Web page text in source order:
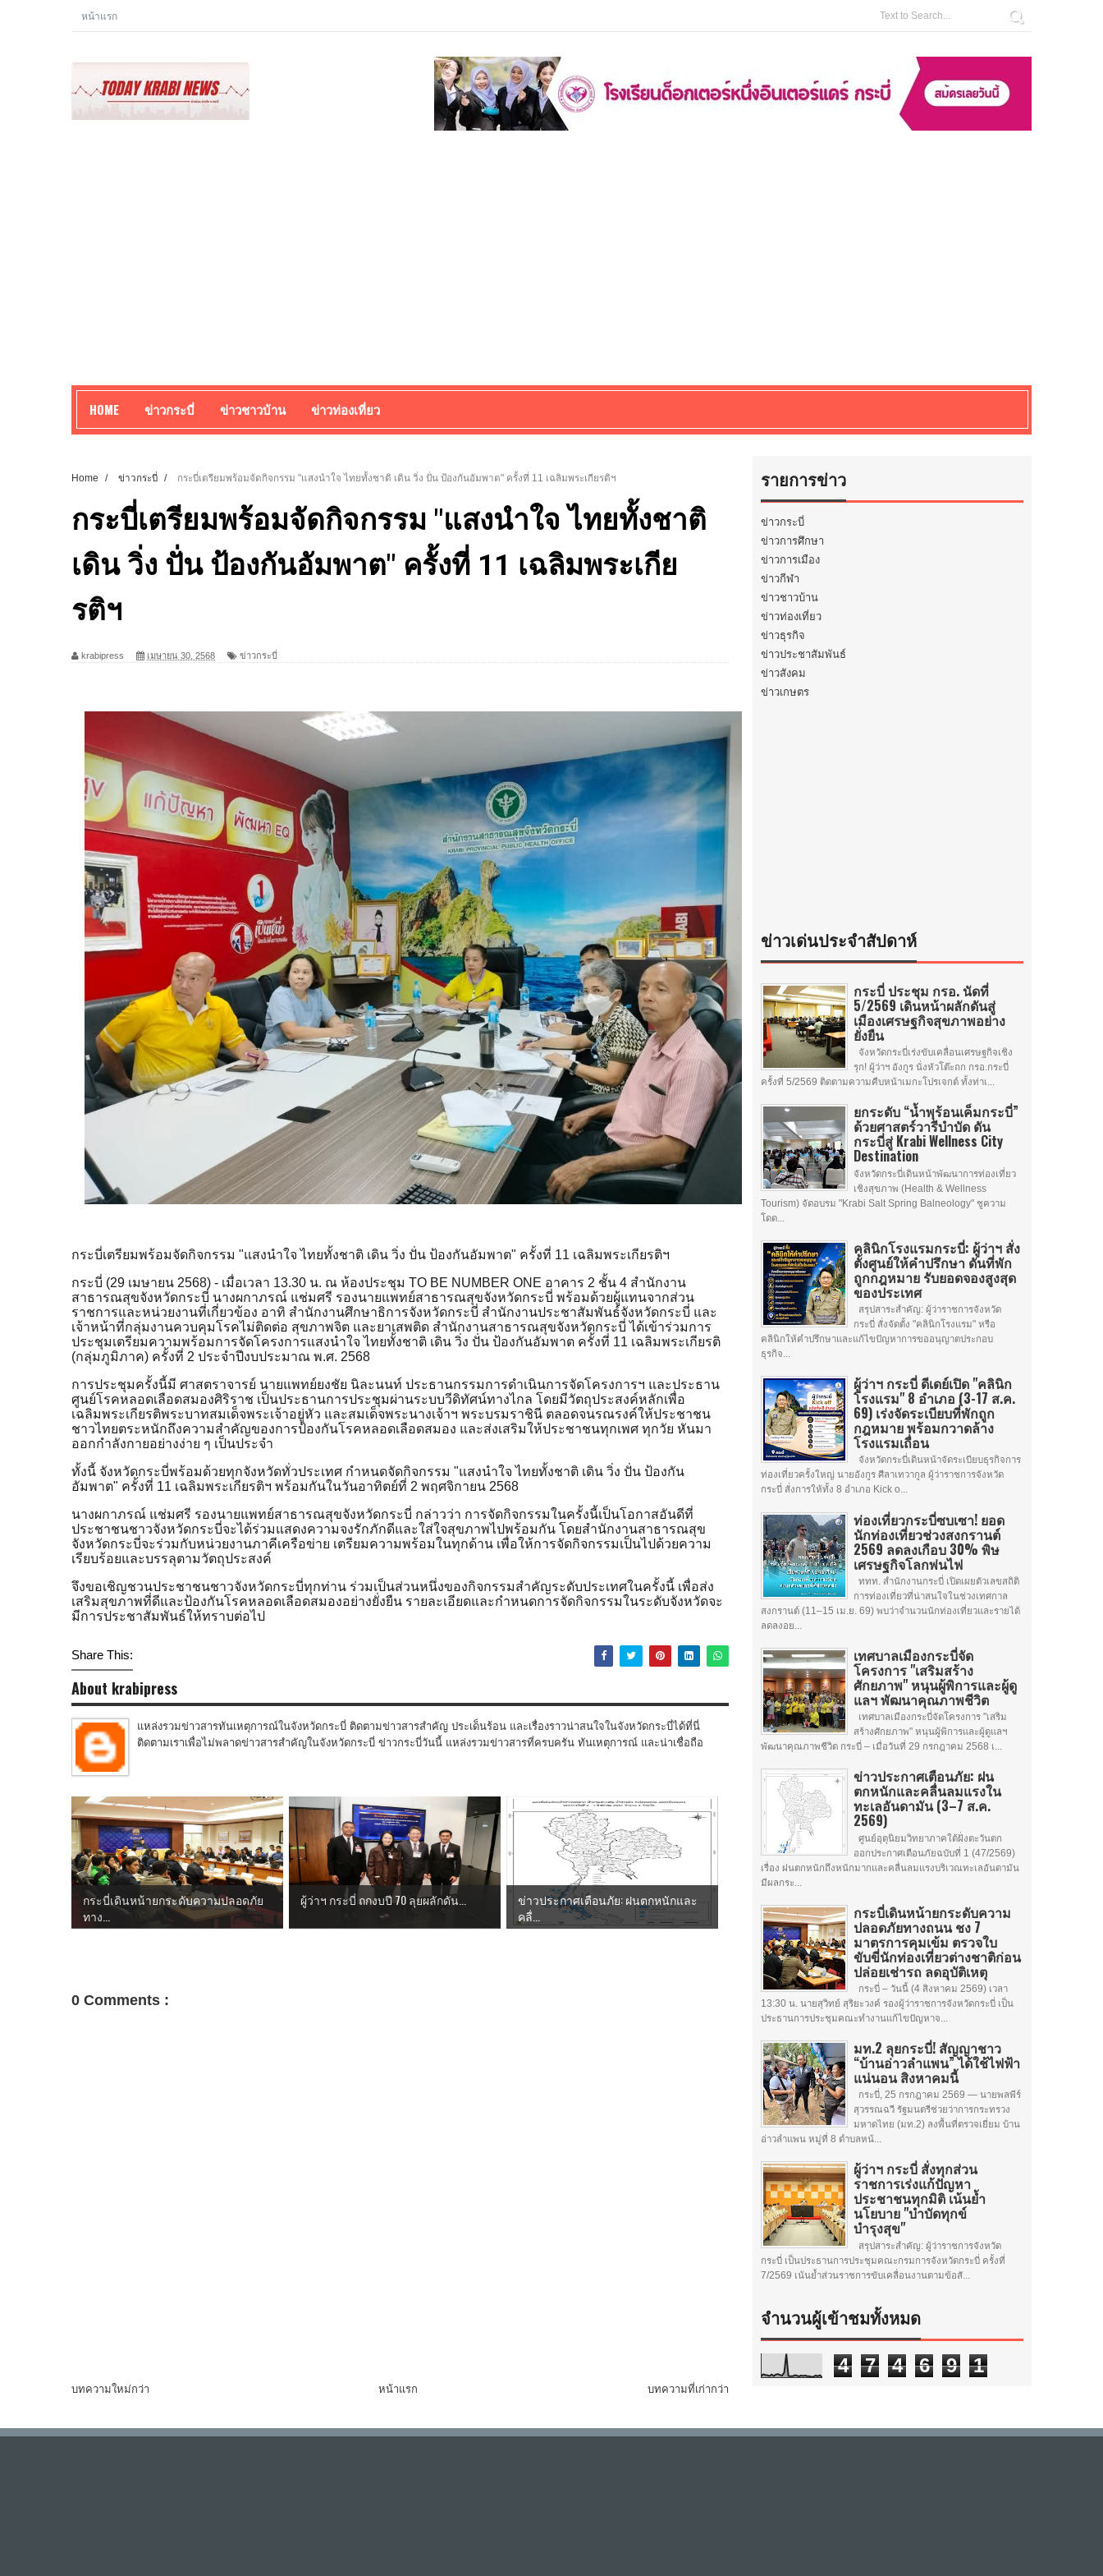
หน้าแรก
HOME ข่าวกระบี่ ข่าวชาวบ้าน ข่าวท่องเที่ยว
Home / ข่าวกระบี่ / กระบี่เตรียมพร้อมจัดกิจกรรม "แสงนำใจ ไทยทั้งชาติ เดิน วิ่ง ปั่น ป้องกันอัมพาต" ครั้งที่ 11 เฉลิมพระเกียรติฯ
กระบี่เตรียมพร้อมจัดกิจกรรม "แสงนำใจ ไทยทั้งชาติ
เดิน วิ่ง ปั่น ป้องกันอัมพาต" ครั้งที่ 11 เฉลิมพระเกีย
รติฯ
krabipress เมษายน 30, 2568 ข่าวกระบี่
กระบี่เตรียมพร้อมจัดกิจกรรม "แสงนำใจ ไทยทั้งชาติ เดิน วิ่ง ปั่น ป้องกันอัมพาต" ครั้งที่ 11 เฉลิมพระเกียรติฯ
กระบี่ (29 เมษายน 2568) - เมื่อเวลา 13.30 น. ณ ห้องประชุม TO BE NUMBER ONE อาคาร 2 ชั้น 4 สำนักงาน
สาธารณสุขจังหวัดกระบี่ นางผกาภรณ์ แช่มศรี รองนายแพทย์สาธารณสุขจังหวัดกระบี่ พร้อมด้วยผู้แทนจากส่วน
ราชการและหน่วยงานที่เกี่ยวข้อง อาทิ สำนักงานศึกษาธิการจังหวัดกระบี่ สำนักงานประชาสัมพันธ์จังหวัดกระบี่ และ
เจ้าหน้าที่กลุ่มงานควบคุมโรคไม่ติดต่อ สุขภาพจิต และยาเสพติด สำนักงานสาธารณสุขจังหวัดกระบี่ ได้เข้าร่วมการ
ประชุมเตรียมความพร้อมการจัดโครงการแสงนำใจ ไทยทั้งชาติ เดิน วิ่ง ปั่น ป้องกันอัมพาต ครั้งที่ 11 เฉลิมพระเกียรติ
(กลุ่มภูมิภาค) ครั้งที่ 2 ประจำปีงบประมาณ พ.ศ. 2568
การประชุมครั้งนี้มี ศาสตราจารย์ นายแพทย์ยงชัย นิละนนท์ ประธานกรรมการดำเนินการจัดโครงการฯ และประธาน
ศูนย์โรคหลอดเลือดสมองศิริราช เป็นประธานการประชุมผ่านระบบวีดิทัศน์ทางไกล โดยมีวัตถุประสงค์หลักเพื่อ
เฉลิมพระเกียรติพระบาทสมเด็จพระเจ้าอยู่หัว และสมเด็จพระนางเจ้าฯ พระบรมราชินี ตลอดจนรณรงค์ให้ประชาชน
ชาวไทยตระหนักถึงความสำคัญของการป้องกันโรคหลอดเลือดสมอง และส่งเสริมให้ประชาชนทุกเพศ ทุกวัย หันมา
ออกกำลังกายอย่างง่าย ๆ เป็นประจำ
ทั้งนี้ จังหวัดกระบี่พร้อมด้วยทุกจังหวัดทั่วประเทศ กำหนดจัดกิจกรรม "แสงนำใจ ไทยทั้งชาติ เดิน วิ่ง ปั่น ป้องกัน
อัมพาต" ครั้งที่ 11 เฉลิมพระเกียรติฯ พร้อมกันในวันอาทิตย์ที่ 2 พฤศจิกายน 2568
นางผกาภรณ์ แช่มศรี รองนายแพทย์สาธารณสุขจังหวัดกระบี่ กล่าวว่า การจัดกิจกรรมในครั้งนี้เป็นโอกาสอันดีที่
ประชาชนชาวจังหวัดกระบี่จะได้ร่วมแสดงความจงรักภักดีและใส่ใจสุขภาพไปพร้อมกัน โดยสำนักงานสาธารณสุข
จังหวัดกระบี่จะร่วมกับหน่วยงานภาคีเครือข่าย เตรียมความพร้อมในทุกด้าน เพื่อให้การจัดกิจกรรมเป็นไปด้วยความ
เรียบร้อยและบรรลุตามวัตถุประสงค์
จึงขอเชิญชวนประชาชนชาวจังหวัดกระบี่ทุกท่าน ร่วมเป็นส่วนหนึ่งของกิจกรรมสำคัญระดับประเทศในครั้งนี้ เพื่อส่ง
เสริมสุขภาพที่ดีและป้องกันโรคหลอดเลือดสมองอย่างยั่งยืน รายละเอียดและกำหนดการจัดกิจกรรมในระดับจังหวัดจะ
มีการประชาสัมพันธ์ให้ทราบต่อไป
Share This:
About krabipress
แหล่งรวมข่าวสารทันเหตุการณ์ในจังหวัดกระบี่ ติดตามข่าวสารสำคัญ ประเด็นร้อน และเรื่องราวน่าสนใจในจังหวัดกระบี่ได้ที่นี่
ติดตามเราเพื่อไม่พลาดข่าวสารสำคัญในจังหวัดกระบี่ ข่าวกระบี่วันนี้ แหล่งรวมข่าวสารที่ครบครัน ทันเหตุการณ์ และน่าเชื่อถือ
กระบี่เดินหน้ายกระดับความปลอดภัย
ทาง...
ผู้ว่าฯ กระบี่ ถกงบปี 70 ลุยผลักดัน...
ข่าวประกาศเตือนภัย: ฝนตกหนักและ
คลื่...
0 Comments :
บทความใหม่กว่า บทความที่เก่ากว่า
หน้าแรก
รายการข่าว
ข่าวกระบี่
ข่าวการศึกษา
ข่าวการเมือง
ข่าวกีฬา
ข่าวชาวบ้าน
ข่าวท่องเที่ยว
ข่าวธุรกิจ
ข่าวประชาสัมพันธ์
ข่าวสังคม
ข่าวเกษตร
ข่าวเด่นประจำสัปดาห์
กระบี่ ประชุม กรอ. นัดที่
5/2569 เดินหน้าผลักดันสู่
เมืองเศรษฐกิจสุขภาพอย่าง
ยั่งยืน
จังหวัดกระบี่เร่งขับเคลื่อนเศรษฐกิจเชิง
รุก! ผู้ว่าฯ อังกูร นั่งหัวโต๊ะถก กรอ.กระบี่
ครั้งที่ 5/2569 ติดตามความคืบหน้าเมกะโปรเจกต์ ทั้งท่าเ...
ยกระดับ “น้ำพุร้อนเค็มกระบี่”
ด้วยศาสตร์วารีบำบัด ดัน
กระบี่สู่ Krabi Wellness City
Destination
จังหวัดกระบี่เดินหน้าพัฒนาการท่องเที่ยว
เชิงสุขภาพ (Health & Wellness
Tourism) จัดอบรม "Krabi Salt Spring Balneology" ชูความ
โดด...
คลินิกโรงแรมกระบี่: ผู้ว่าฯ สั่ง
ตั้งศูนย์ให้คำปรึกษา ดันที่พัก
ถูกกฎหมาย รับยอดจองสูงสุด
ของประเทศ
สรุปสาระสำคัญ: ผู้ว่าราชการจังหวัด
กระบี่ สั่งจัดตั้ง "คลินิกโรงแรม" หรือ
คลินิกให้คำปรึกษาและแก้ไขปัญหาการขออนุญาตประกอบ
ธุรกิจ...
ผู้ว่าฯ กระบี่ ดีเดย์เปิด "คลินิก
โรงแรม" 8 อำเภอ (3-17 ส.ค.
69) เร่งจัดระเบียบที่พักถูก
กฎหมาย พร้อมกวาดล้าง
โรงแรมเถื่อน
จังหวัดกระบี่เดินหน้าจัดระเบียบธุรกิจการ
ท่องเที่ยวครั้งใหญ่ นายอังกูร ศีลาเทวากูล ผู้ว่าราชการจังหวัด
กระบี่ สั่งการให้ทั้ง 8 อำเภอ Kick o...
ท่องเที่ยวกระบี่ซบเซา! ยอด
นักท่องเที่ยวช่วงสงกรานต์
2569 ลดลงเกือบ 30% พิษ
เศรษฐกิจโลกพ่นไฟ
ททท. สำนักงานกระบี่ เปิดเผยตัวเลขสถิติ
การท่องเที่ยวที่น่าสนใจในช่วงเทศกาล
สงกรานต์ (11–15 เม.ย. 69) พบว่าจำนวนนักท่องเที่ยวและรายได้
ลดลงอย...
เทศบาลเมืองกระบี่จัด
โครงการ "เสริมสร้าง
ศักยภาพ" หนุนผู้พิการและผู้ดู
แลฯ พัฒนาคุณภาพชีวิต
เทศบาลเมืองกระบี่จัดโครงการ "เสริม
สร้างศักยภาพ" หนุนผู้พิการและผู้ดูแลฯ
พัฒนาคุณภาพชีวิต กระบี่ – เมื่อวันที่ 29 กรกฎาคม 2568 เ...
ข่าวประกาศเตือนภัย: ฝน
ตกหนักและคลื่นลมแรงใน
ทะเลอันดามัน (3–7 ส.ค.
2569)
ศูนย์อุตุนิยมวิทยาภาคใต้ฝั่งตะวันตก
ออกประกาศเตือนภัยฉบับที่ 1 (47/2569)
เรื่อง ฝนตกหนักถึงหนักมากและคลื่นลมแรงบริเวณทะเลอันดามัน
มีผลกระ...
กระบี่เดินหน้ายกระดับความ
ปลอดภัยทางถนน ชง 7
มาตรการคุมเข้ม ตรวจใบ
ขับขี่นักท่องเที่ยวต่างชาติก่อน
ปล่อยเช่ารถ ลดอุบัติเหตุ
กระบี่ – วันนี้ (4 สิงหาคม 2569) เวลา
13:30 น. นายสุวิทย์ สุริยะวงค์ รองผู้ว่าราชการจังหวัดกระบี่ เป็น
ประธานการประชุมคณะทำงานแก้ไขปัญหาจ...
มท.2 ลุยกระบี่! สัญญาชาว
“บ้านอ่าวลำแพน” ได้ใช้ไฟฟ้า
แน่นอน สิงหาคมนี้
กระบี่, 25 กรกฎาคม 2569 — นายพลพีร์
สุวรรณฉวี รัฐมนตรีช่วยว่าการกระทรวง
มหาดไทย (มท.2) ลงพื้นที่ตรวจเยี่ยม บ้าน
อ่าวลำแพน หมู่ที่ 8 ตำบลหน้...
ผู้ว่าฯ กระบี่ สั่งทุกส่วน
ราชการเร่งแก้ปัญหา
ประชาชนทุกมิติ เน้นย้ำ
นโยบาย "บำบัดทุกข์
บำรุงสุข"
สรุปสาระสำคัญ: ผู้ว่าราชการจังหวัด
กระบี่ เป็นประธานการประชุมคณะกรมการจังหวัดกระบี่ ครั้งที่
7/2569 เน้นย้ำส่วนราชการขับเคลื่อนงานตามข้อสั...
จำนวนผู้เข้าชมทั้งหมด
4 7 4 6 9 1